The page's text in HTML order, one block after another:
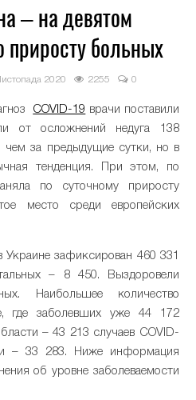
– на девятом
приросту больных
2020 2255 0
COVID-19 врачи поставили
от осложнений недуга 138
чем за предыдущие сутки, но в
тенденция. При этом, по
по суточному приросту
место среди европейских
Украине зафиксирован 460 331
– 8 450. Выздоровели
Наибольшее количество
где заболевших уже 44 172
– 43 213 случаев COVID-
– 33 283. Ниже информация
об уровне заболеваемости